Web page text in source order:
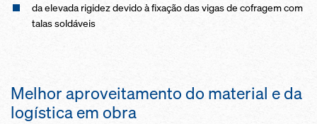
da elevada rigidez devido à fixação das vigas de cofragem com
talas soldáveis
Melhor aproveitamento do material e da
logística em obra